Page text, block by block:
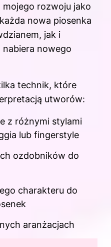
rozwoju jako
nowa piosenka
jak i
nowego
technik, które
utworów:
z różnymi stylami
lub fingerstyle
ozdobników do
charakteru do
aranżacjach